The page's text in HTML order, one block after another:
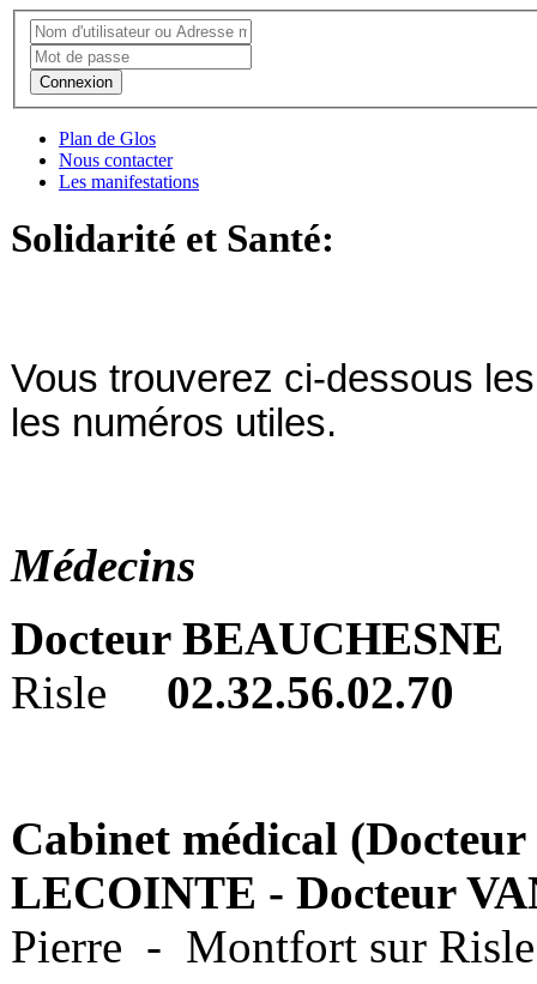
Connexion
Plan de Glos
Nous contacter
Les manifestations
Solidarité et Santé:
Vous trouverez ci-dessous
les numéros utiles.
Médecins
Docteur
Risle 02.32.56.02.70
Cabinet médical
LECOINTE - Docteur
Pierre - Montfort sur